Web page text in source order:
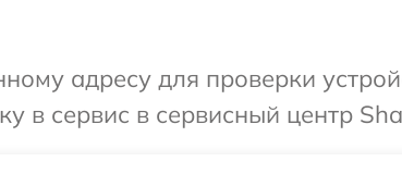
адресу для проверки
в сервис в сервисный центр